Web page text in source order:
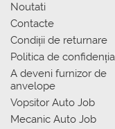
Noutati
Contacte
Condiții de returnare
Politica de
A deveni furnizor de
anvelope
Vopsitor Auto Job
Mecanic Auto Job